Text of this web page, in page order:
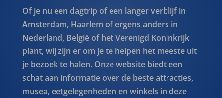
Of je nu een dagtrip of een langer verblijf in
Amsterdam, Haarlem of ergens anders in
Nederland, België of het Verenigd Koninkrijk
plant, wij zijn er om je te helpen het meeste uit
je bezoek te halen. Onze website biedt een
schat aan informatie over de beste attracties,
musea, eetgelegenheden en winkels in deze